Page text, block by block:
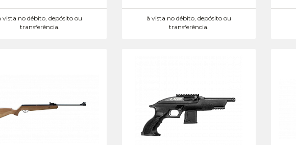
vista no débito, depósito ou
transferência.
à vista no débito, depósito ou
transferência.